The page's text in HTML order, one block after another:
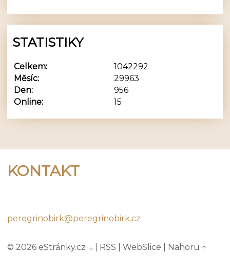
STATISTIKY
Online: 15
Celkem:
1042292
Měsíc:
29963
Den:
956
KONTAKT
peregrinobirk@peregrinobirk.cz
© 2026 eStránky.cz RSS |WebSlice Nahoru ↑